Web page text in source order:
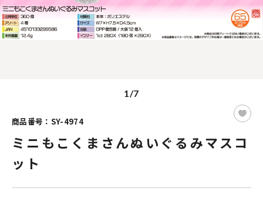
1/7
商品番号：SY-4974
ミニもこくまさんぬいぐるみマスコ
ット